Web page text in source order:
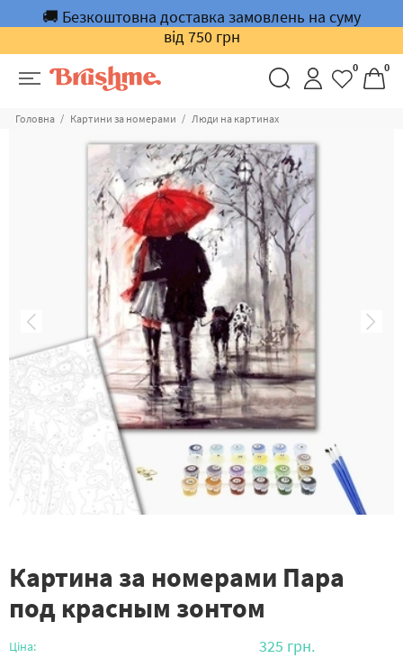
🚚 Безкоштовна доставка замовлень на суму
від 750 грн
0 0
Головна Картини за номерами Люди на картинах
Картина за номерами Пара
под красным зонтом
Ціна: 325 грн.